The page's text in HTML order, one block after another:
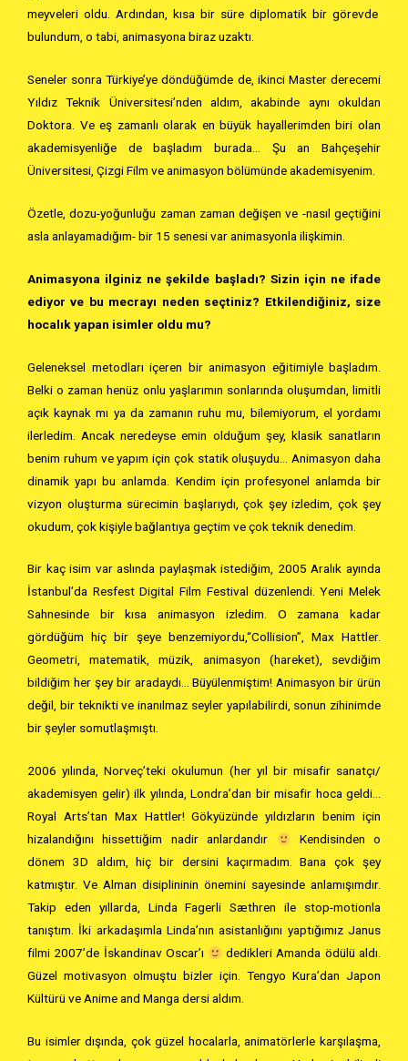
meyveleri oldu. Ardından, kısa bir süre diplomatik bir görevde
bulundum, o tabi, animasyona biraz uzaktı.
Seneler sonra Türkiye’ye döndüğümde de, ikinci Master derecemi
Yıldız Teknik Üniversitesi’nden aldım, akabinde aynı okuldan
Doktora. Ve eş zamanlı olarak en büyük hayallerimden biri olan
akademisyenliğe de başladım burada… Şu an Bahçeşehir
Üniversitesi, Çizgi Film ve animasyon bölümünde akademisyenim.
Özetle, dozu-yoğunluğu zaman zaman değişen ve -nasıl geçtiğini
asla anlayamadığım- bir 15 senesi var animasyonla ilişkimin.
Animasyona ilginiz ne şekilde başladı? Sizin için ne ifade
ediyor ve bu mecrayı neden seçtiniz? Etkilendiğiniz, size
hocalık yapan isimler oldu mu?
Geleneksel metodları içeren bir animasyon eğitimiyle başladım.
Belki o zaman henüz onlu yaşlarımın sonlarında oluşumdan, limitli
açık kaynak mı ya da zamanın ruhu mu, bilemiyorum, el yordamı
ilerledim. Ancak neredeyse emin olduğum şey, klasik sanatların
benim ruhum ve yapım için çok statik oluşuydu… Animasyon daha
dinamik yapı bu anlamda. Kendim için profesyonel anlamda bir
vizyon oluşturma sürecimin başlarıydı, çok şey izledim, çok şey
okudum, çok kişiyle bağlantıya geçtim ve çok teknik denedim.
Bir kaç isim var aslında paylaşmak istediğim, 2005 Aralık ayında
İstanbul’da Resfest Digital Film Festival düzenlendi. Yeni Melek
Sahnesinde bir kısa animasyon izledim. O zamana kadar
gördüğüm hiç bir şeye benzemiyordu,“Collision”, Max Hattler.
Geometri, matematik, müzik, animasyon (hareket), sevdiğim
bildiğim her şey bir aradaydı… Büyülenmiştim! Animasyon bir ürün
değil, bir teknikti ve inanılmaz seyler yapılabilirdi, sonun zihinimde
bir şeyler somutlaşmıştı.
2006 yılında, Norveç’teki okulumun (her yıl bir misafir sanatçı/
akademisyen gelir) ilk yılında, Londra’dan bir misafir hoca geldi…
Royal Arts’tan Max Hattler! Gökyüzünde yıldızların benim için
hizalandığını hissettiğim nadir anlardandır
Kendisinden o
dönem 3D aldım, hiç bir dersini kaçırmadım. Bana çok şey
katmıştır. Ve Alman disiplininin önemini sayesinde anlamışımdır.
Takip eden yıllarda, Linda Fagerli Sæthren ile stop-motionla
tanıştım. İki arkadaşımla Linda’nın asistanlığını yaptığımız Janus
filmi 2007’de İskandinav Oscar’ı
dedikleri Amanda ödülü aldı.
Güzel motivasyon olmuştu bizler için. Tengyo Kura’dan Japon
Kültürü ve Anime and Manga dersi aldım.
Bu isimler dışında, çok güzel hocalarla, animatörlerle karşılaşma,